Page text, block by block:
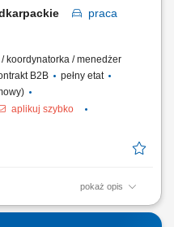
praca
koordynatorka / menedżer
B2B
pełny etat
aplikuj szybko
pokaż opis
działalności gospodarczej